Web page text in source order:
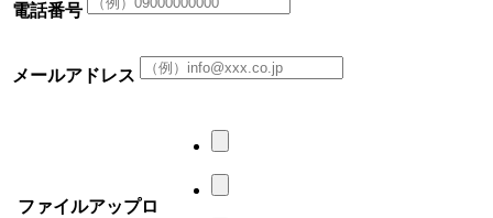
電話番号
メールアドレス
ファイルアップロ